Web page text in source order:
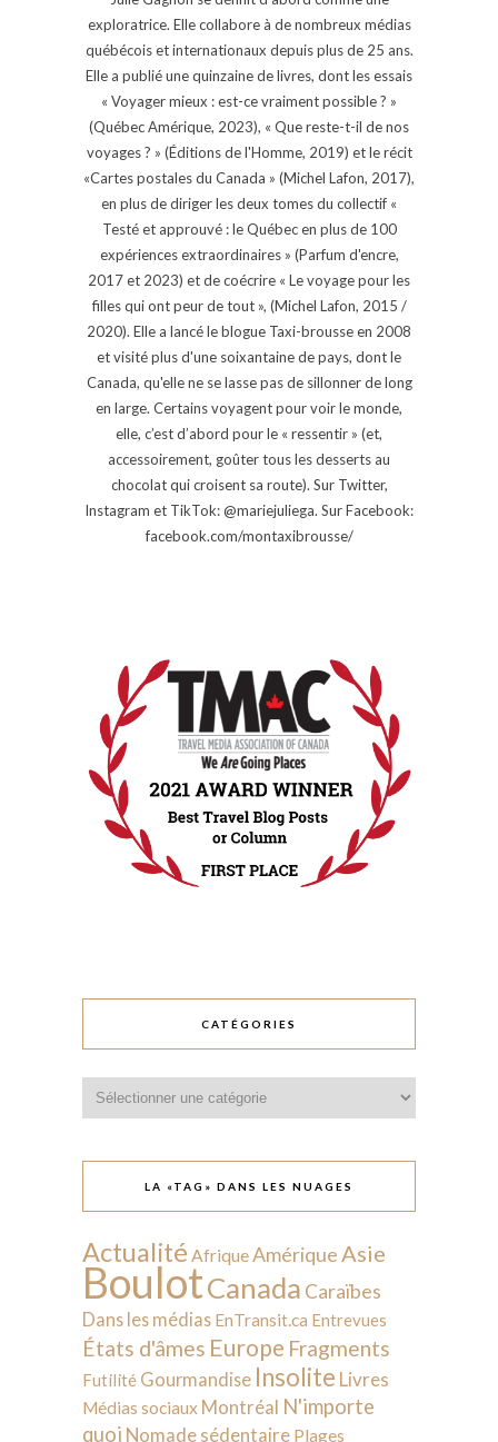
exploratrice. Elle collabore à de nombreux médias
québécois et internationaux depuis plus de 25 ans.
Elle a publié une quinzaine de livres, dont les essais
« Voyager mieux : est-ce vraiment possible ? »
(Québec Amérique, 2023), « Que reste-t-il de nos
voyages ? » (Éditions de l'Homme, 2019) et le récit
«Cartes postales du Canada » (Michel Lafon, 2017),
en plus de diriger les deux tomes du collectif «
Testé et approuvé : le Québec en plus de 100
expériences extraordinaires » (Parfum d'encre,
2017 et 2023) et de coécrire « Le voyage pour les
filles qui ont peur de tout », (Michel Lafon, 2015 /
2020). Elle a lancé le blogue Taxi-brousse en 2008
et visité plus d'une soixantaine de pays, dont le
Canada, qu'elle ne se lasse pas de sillonner de long
en large. Certains voyagent pour voir le monde,
elle, c’est d’abord pour le « ressentir » (et,
accessoirement, goûter tous les desserts au
chocolat qui croisent sa route). Sur Twitter,
Instagram et TikTok: @mariejuliega. Sur Facebook:
facebook.com/montaxibrousse/
CATÉGORIES
LA «TAG» DANS LES NUAGES
Actualité AfriqueAmérique Asie
BoulotCanada Caraïbes
Dans les médias EnTransit.ca Entrevues
États d'âmes Europe Fragments
Futilité Gourmandise Insolite Livres
Médias sociaux Montréal N'importe
quoi Nomade sédentaire Plages